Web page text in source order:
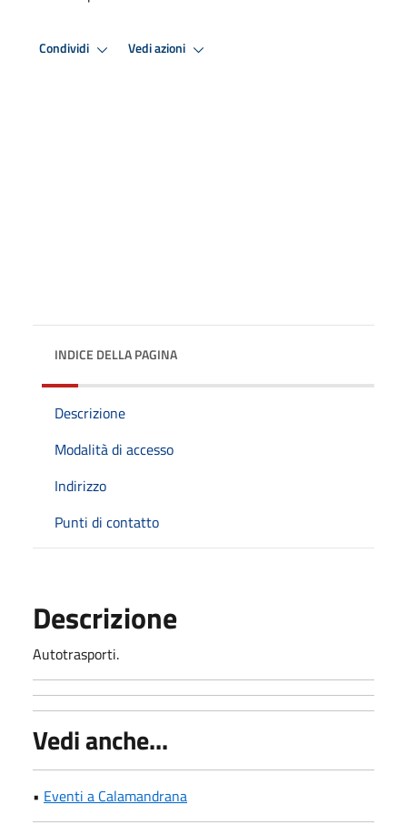
Condividi Vedi azioni
INDICE DELLA PAGINA
Descrizione
Modalità di accesso
Indirizzo
Punti di contatto
Descrizione
Autotrasporti.
Vedi anche...
• Eventi a Calamandrana